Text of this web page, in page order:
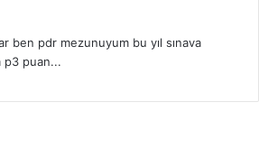
ben pdr mezunuyum bu yıl sınava
p3 puan...